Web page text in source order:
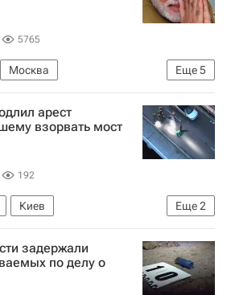
5765
Еще5
Москва
(1939-1945)
арест
взорвать мост
192
Еще2
Киев
в Киеве
задержали
по делу о